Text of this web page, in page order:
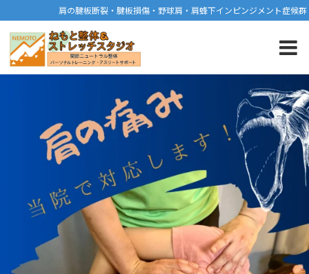
肩の腱板断裂・腱板損傷・野球肩・肩蜂下インピンジメント症候群